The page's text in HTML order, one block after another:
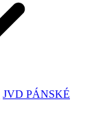
JVD PÁNSKÉ